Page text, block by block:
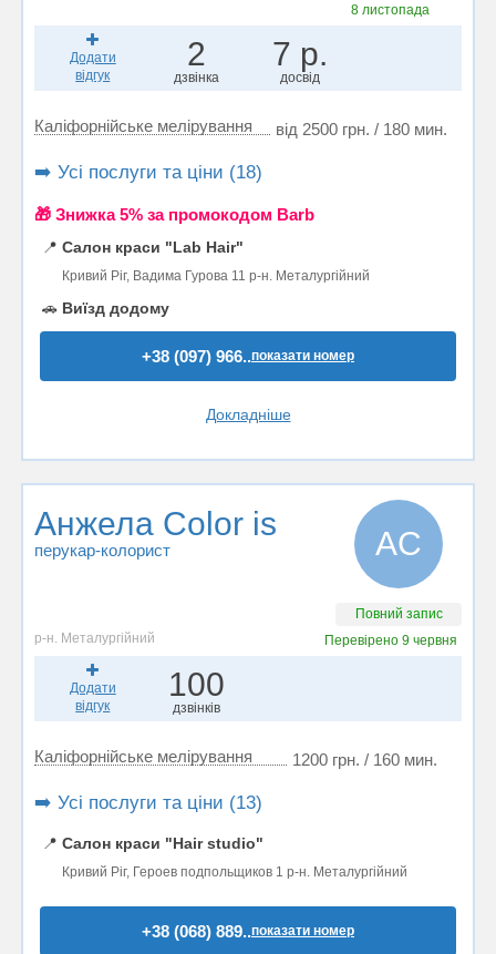
8 листопада
Додати
відгук
2
дзвінка
7 р.
досвід
Каліфорнійське мелірування від 2500 грн. / 180 мин.
➡️ Усі послуги та ціни (18)
🎁 Знижка 5% за промокодом Barb
📍 Салон краси "Lab Hair"
Кривий Ріг, Вадима Гурова 11 р-н. Металургійний
🚗 Виїзд додому
+38 (097) 966..показати номер
Докладніше
Анжела Color is
перукар-колорист АC
Повний запис
р-н. Металургійний
Перевірено 9 червня
Додати
відгук
100
дзвінків
Каліфорнійське мелірування 1200 грн. / 160 мин.
➡️ Усі послуги та ціни (13)
📍 Салон краси "Hair studio"
Кривий Ріг, Героев подпольщиков 1 р-н. Металургійний
+38 (068) 889..показати номер